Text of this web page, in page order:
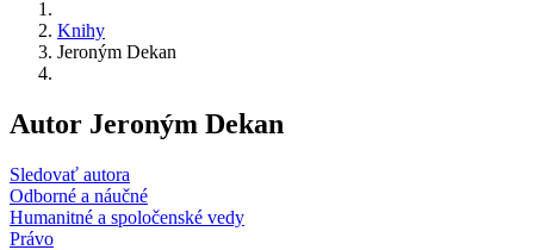
Knihy
Jeroným Dekan
Autor Jeroným Dekan
Sledovať autora
Odborné a náučné
Humanitné a spoločenské vedy
Právo